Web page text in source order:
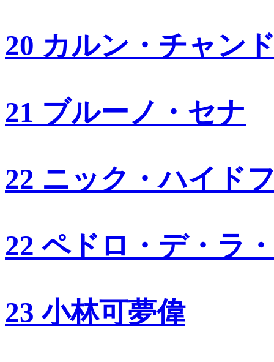
20 カルン・チャン
21 ブルーノ・セナ
22 ニック・ハイド
22 ペドロ・デ・ラ
23 小林可夢偉